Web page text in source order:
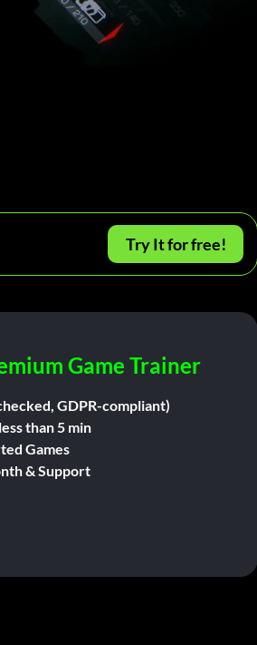
Try It for free!
Game Trainer
GDPR-compliant)
than 5 min
Games
& Support